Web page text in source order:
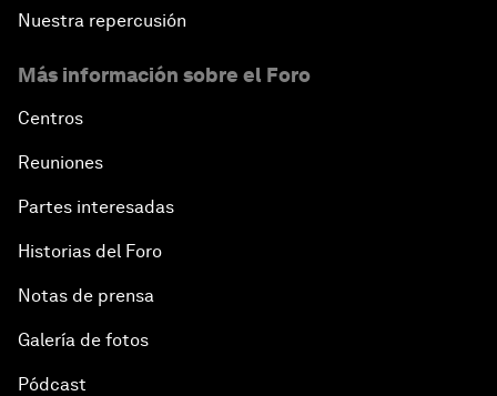
Nuestra repercusión
Más información sobre el Foro
Centros
Reuniones
Partes interesadas
Historias del Foro
Notas de prensa
Galería de fotos
Pódcast